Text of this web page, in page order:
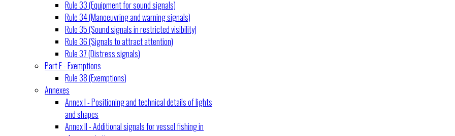
Rule 33 (Equipment for sound signals)
Rule 34 (Manoeuvring and warning signals)
Rule 35 (Sound signals in restricted visibility)
Rule 36 (Signals to attract attention)
Rule 37 (Distress signals)
Part E - Exemptions
Rule 38 (Exemptions)
Annexes
Annex I - Positioning and technical details of lights
and shapes
Annex II - Additional signals for vessel fishing in